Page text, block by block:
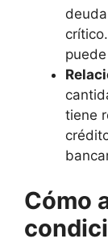
tiene
Cómo